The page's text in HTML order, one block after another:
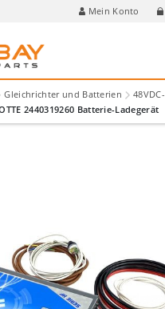
Mein Konto
Gleichrichter und Batterien
48VDC-
2440319260 Batterie-Ladegerät